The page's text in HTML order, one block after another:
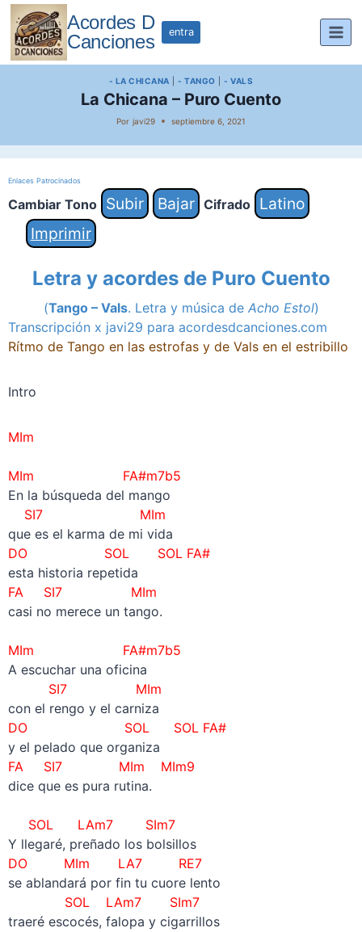
Saltar
contenido
Acordes D
Canciones
entra
- LA CHICANA |- TANGO |- VALS
La Chicana – Puro Cuento
Por javi29 septiembre 6, 2021
Enlaces Patrocinados
Cambiar Tono Subir Bajar Cifrado
Latino
Imprimir
Letra y acordes de Puro Cuento
(Tango – Vals. Letra y música de Acho Estol)
Transcripción x javi29 para acordesdcanciones.com
Rítmo de Tango en las estrofas y de Vals en el estribillo
Intro
MIm
MIm FA#m7b5
En la búsqueda del mango
SI7MIm
que es el karma de mi vida
DO SOL SOL FA#
esta historia repetida
FA SI7 MIm
casi no merece un tango.
MIm FA#m7b5
A escuchar una oficina
SI7MIm
con el rengo y el carniza
DO SOL
SOL FA#
y el pelado que organiza
FA SI7MIm MIm9
dice que es pura rutina.
SOL LAm7 SIm7
Y llegaré, preñado los bolsillos
DO MIm LA7 RE7
se ablandará por fin tu cuore lento
SOL LAm7 SIm7
traeré escocés, falopa y cigarrillos